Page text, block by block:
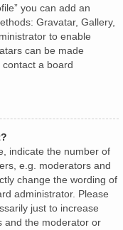
you can add an
Gravatar, Gallery,
to enable
can be made
a board
indicate the number of
e.g. moderators and
change the wording of
administrator. Please
just to increase
and the moderator or